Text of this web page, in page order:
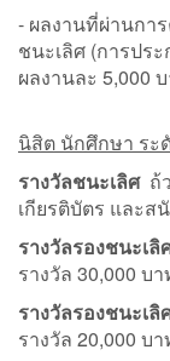
- ผลงานที่ผ่านกา
ชนะเลิศ (การปร
ผลงานละ 5,000
นิสิต นักศึกษา ร
รางวัลชนะเลิศถ้ว
เกียรติบัตร และส
รางวัลรองชนะเ
รางวัล 30,000 บา
รางวัลรองชนะเ
รางวัล 20,000 บา